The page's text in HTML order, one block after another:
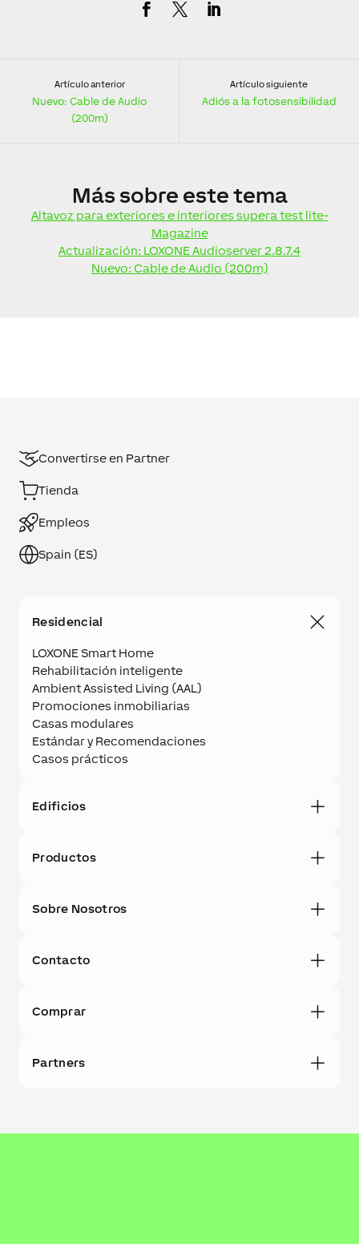
Artículo anterior
Nuevo: Cable de Audio
(200m)
Artículo siguiente
Adiós a la fotosensibilidad
Más sobre este tema
Altavoz para exteriores e interiores supera test lite-
Magazine
Actualización: LOXONE Audioserver 2.8.7.4
Nuevo: Cable de Audio (200m)
Convertirse en Partner
Tienda
Empleos
Spain (ES)
Residencial
LOXONE Smart Home
Rehabilitación inteligente
Ambient Assisted Living (AAL)
Promociones inmobiliarias
Casas modulares
Estándar y Recomendaciones
Casos prácticos
Edificios
Productos
Sobre Nosotros
Contacto
Comprar
Partners